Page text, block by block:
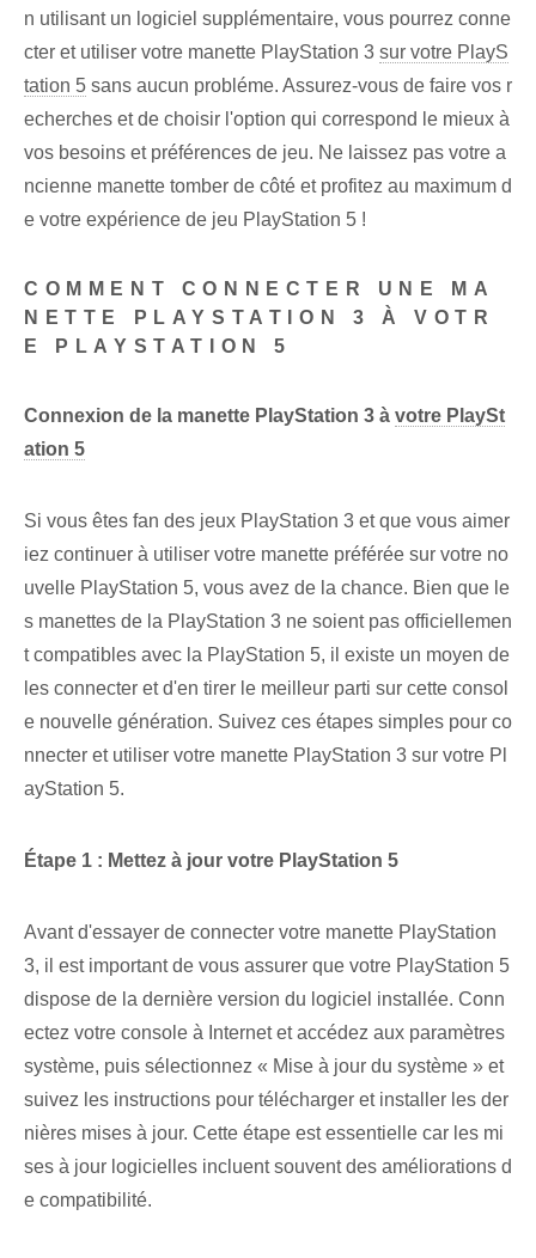
n utilisant un logiciel supplémentaire, vous pourrez conne
cter et utiliser votre manette PlayStation 3 sur votre PlayS
tation 5 sans aucun probléme. Assurez-vous de faire vos r
echerches et de choisir l'option qui correspond le mieux à
vos besoins et préférences de jeu.⁤ Ne laissez pas votre a
ncienne manette tomber de côté et profitez au maximum d
e votre expérience de jeu PlayStation 5⁢ !
COMMENT CONNECTER UNE MA
NETTE PLAYSTATION 3 À VOTR
E PLAYSTATION 5
Connexion de la manette PlayStation 3 à votre PlaySt
ation 5
Si vous êtes fan des jeux PlayStation 3 et que vous aimer
iez continuer à utiliser votre manette préférée sur votre no
uvelle PlayStation 5, vous avez de la chance. Bien que le
s manettes de la PlayStation 3 ne soient pas officiellemen
t compatibles avec la PlayStation 5, il existe un moyen de
les connecter et d'en tirer le meilleur parti sur cette consol
e nouvelle génération. Suivez ces étapes simples pour co
nnecter et utiliser votre manette PlayStation 3 sur votre Pl
ayStation 5.
Étape 1 : Mettez à jour votre PlayStation 5
Avant d'essayer de connecter votre manette PlayStation
3, il est important de vous assurer que votre PlayStation 5
dispose de la dernière version du logiciel installée. Conn
ectez votre console à Internet et accédez aux paramètres
système, puis sélectionnez « Mise à jour du système » et
suivez les instructions pour télécharger et installer les der
nières mises à jour. Cette étape est essentielle car les mi
ses à jour logicielles incluent souvent des améliorations d
e compatibilité.